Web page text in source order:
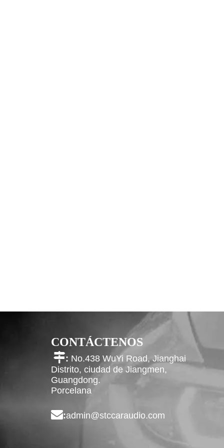
CONTÁCTENOS
: No.438 WuYi Road, Jianghai
Distrito, ciudad de Jiangmen,
Guangdong.
Porcelana
:admin@stccaraudio.com